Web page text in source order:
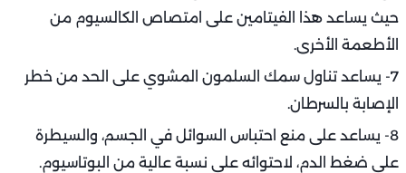
حيث يساعد هذا الفيتامين على امتصاص الكالسيوم من
الأطعمة الأخرى.
7- يساعد تناول سمك السلمون المشوي على الحد من خطر
الإصابة بالسرطان.
8- يساعد على منع احتباس السوائل في الجسم، والسيطرة
على ضغط الدم، لاحتوائه على نسبة عالية من البوتاسيوم.